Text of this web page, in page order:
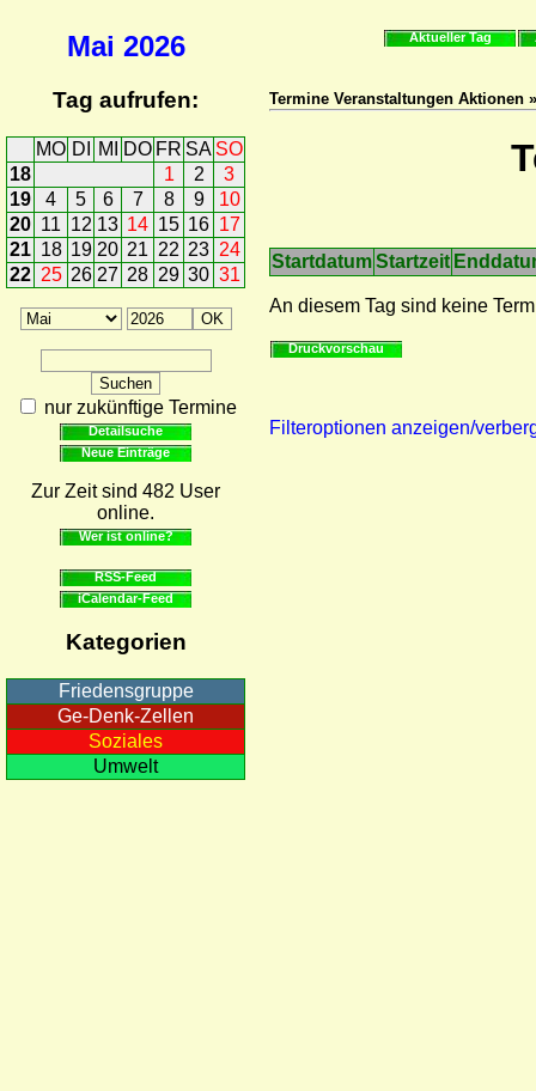
Mai 2026
Tag aufrufen:
MO DI MI DO FR SA SO
18
1 2
3
19
4 5 6 7 8 9
10
20 11 12 13 14 15 16 17
21 18 19 20 21 22 23 24
22 25 26 27 28 29 30 31
nur zukünftige Termine
Detailsuche
Neue Einträge
Zur Zeit sind 482 User
online.
Wer ist online?
RSS-Feed
iCalendar-Feed
Kategorien
Friedensgruppe
Ge-Denk-Zellen
Soziales
Umwelt
Aktueller Tag
Termine Veranstaltungen Aktionen
StartdatumStartzeit
An diesem Tag sind keine
Druckvorschau
Filteroptionen anzeigen/